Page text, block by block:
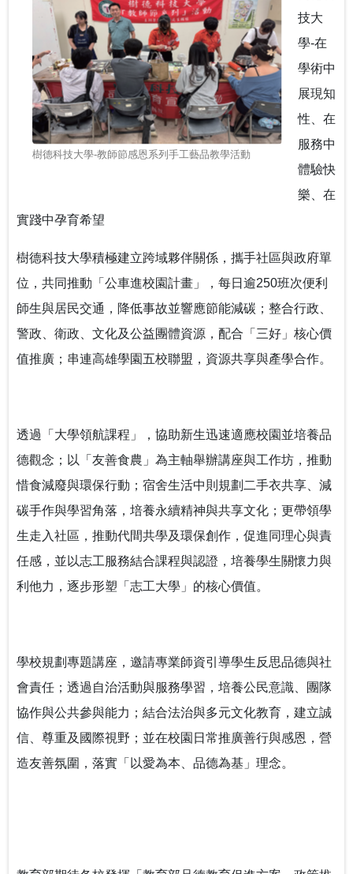
樹德科技大學-教師節感恩系列手工藝品教學活動
技大
學-在
學術中
展現知
性、在
服務中
體驗快
樂、在
實踐中孕育希望
樹德科技大學積極建立跨域夥伴關係，攜手社區與政府單
位，共同推動「公車進校園計畫」，每日逾250班次便利
師生與居民交通，降低事故並響應節能減碳；整合行政、
警政、衛政、文化及公益團體資源，配合「三好」核心價
值推廣；串連高雄學園五校聯盟，資源共享與產學合作。
透過「大學領航課程」，協助新生迅速適應校園並培養品
德觀念；以「友善食農」為主軸舉辦講座與工作坊，推動
惜食減廢與環保行動；宿舍生活中則規劃二手衣共享、減
碳手作與學習角落，培養永續精神與共享文化；更帶領學
生走入社區，推動代間共學及環保創作，促進同理心與責
任感，並以志工服務結合課程與認證，培養學生關懷力與
利他力，逐步形塑「志工大學」的核心價值。
學校規劃專題講座，邀請專業師資引導學生反思品德與社
會責任；透過自治活動與服務學習，培養公民意識、團隊
協作與公共參與能力；結合法治與多元文化教育，建立誠
信、尊重及國際視野；並在校園日常推廣善行與感恩，營
造友善氛圍，落實「以愛為本、品德為基」理念。